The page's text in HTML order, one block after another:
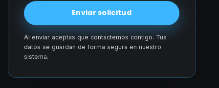
Enviar solicitud
Al enviar aceptas que contactemos contigo. Tus
datos se guardan de forma segura en nuestro
sistema.